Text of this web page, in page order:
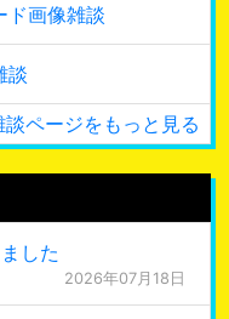
ド画像雑談
談
ページをもっと見る
した
2026年07月18日